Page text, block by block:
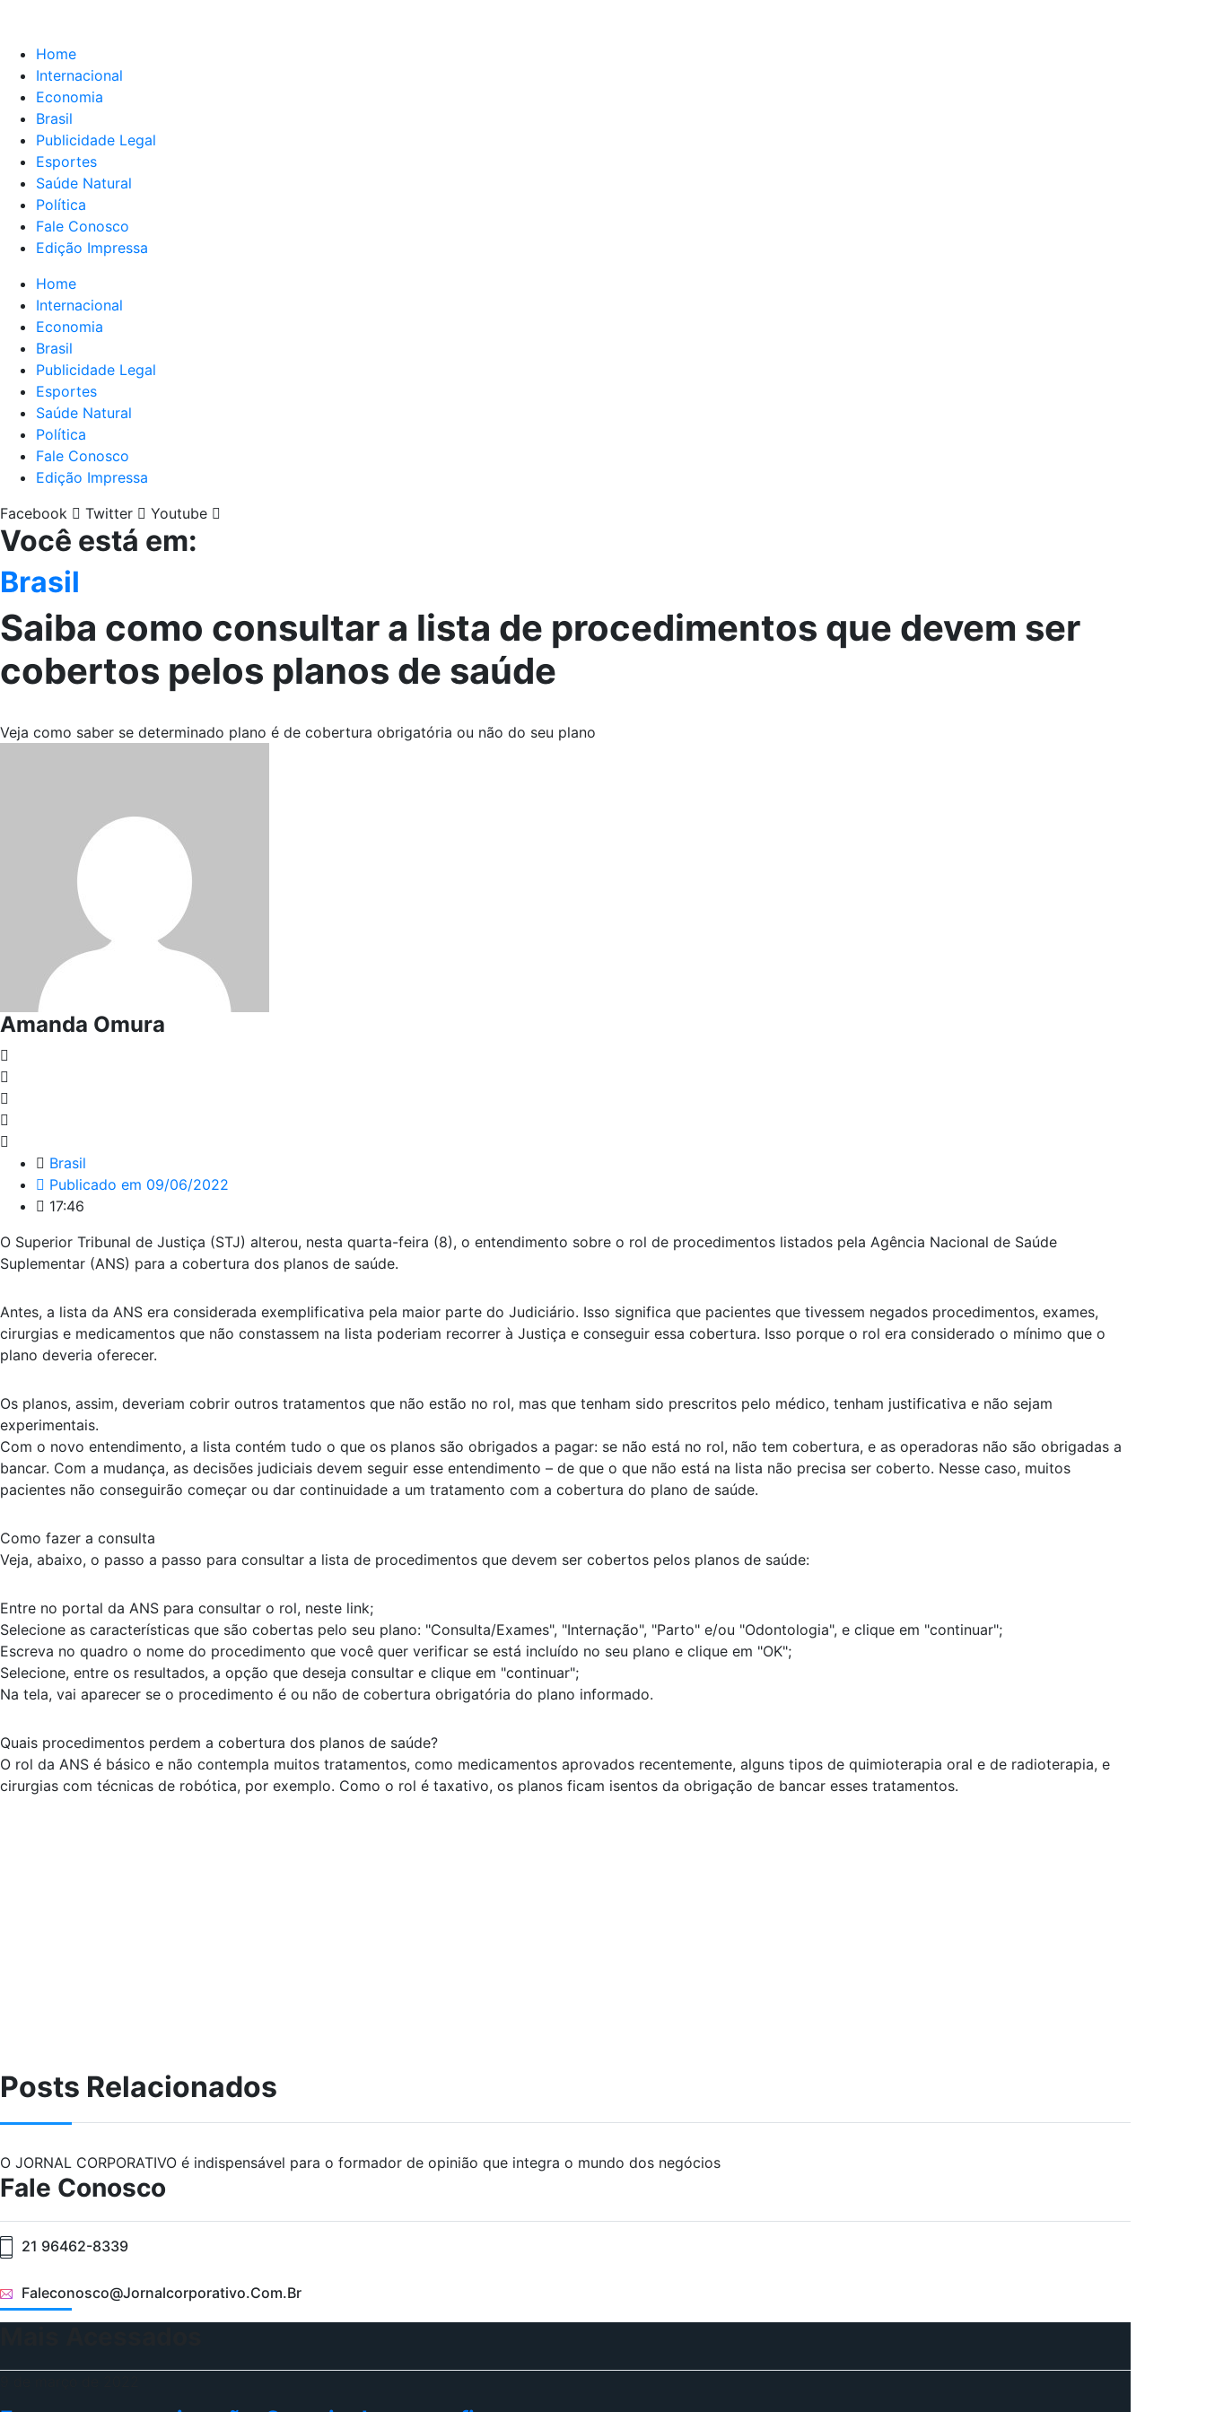
Home
Internacional
Economia
Brasil
Publicidade Legal
Esportes
Saúde Natural
Política
Fale Conosco
Edição Impressa
Home
Internacional
Economia
Brasil
Publicidade Legal
Esportes
Saúde Natural
Política
Fale Conosco
Edição Impressa
Facebook
Twitter Youtube
Você está em:
Brasil
Saiba como consultar a lista de procedimentos que devem ser
cobertos pelos planos de saúde
Veja como saber se determinado plano é de cobertura obrigatória ou não do seu plano
Amanda Omura
Brasil
Publicado em 09/06/2022
17:46
O Superior Tribunal de Justiça (STJ) alterou, nesta quarta-feira (8), o entendimento sobre o rol de procedimentos listados pela Agência Nacional de Saúde
Suplementar (ANS) para a cobertura dos planos de saúde.
Antes, a lista da ANS era considerada exemplificativa pela maior parte do Judiciário. Isso significa que pacientes que tivessem negados procedimentos, exames,
cirurgias e medicamentos que não constassem na lista poderiam recorrer à Justiça e conseguir essa cobertura. Isso porque o rol era considerado o mínimo que o
plano deveria oferecer.
Os planos, assim, deveriam cobrir outros tratamentos que não estão no rol, mas que tenham sido prescritos pelo médico, tenham justificativa e não sejam
experimentais.
Com o novo entendimento, a lista contém tudo o que os planos são obrigados a pagar: se não está no rol, não tem cobertura, e as operadoras não são obrigadas a
bancar. Com a mudança, as decisões judiciais devem seguir esse entendimento – de que o que não está na lista não precisa ser coberto. Nesse caso, muitos
pacientes não conseguirão começar ou dar continuidade a um tratamento com a cobertura do plano de saúde.
Como fazer a consulta
Veja, abaixo, o passo a passo para consultar a lista de procedimentos que devem ser cobertos pelos planos de saúde:
Entre no portal da ANS para consultar o rol, neste link;
Selecione as características que são cobertas pelo seu plano: "Consulta/Exames", "Internação", "Parto" e/ou "Odontologia", e clique em "continuar";
Escreva no quadro o nome do procedimento que você quer verificar se está incluído no seu plano e clique em "OK";
Selecione, entre os resultados, a opção que deseja consultar e clique em "continuar";
Na tela, vai aparecer se o procedimento é ou não de cobertura obrigatória do plano informado.
Quais procedimentos perdem a cobertura dos planos de saúde?
O rol da ANS é básico e não contempla muitos tratamentos, como medicamentos aprovados recentemente, alguns tipos de quimioterapia oral e de radioterapia, e
cirurgias com técnicas de robótica, por exemplo. Como o rol é taxativo, os planos ficam isentos da obrigação de bancar esses tratamentos.
Posts Relacionados
O JORNAL CORPORATIVO é indispensável para o formador de opinião que integra o mundo dos negócios
Fale Conosco
21 96462-8339
Faleconosco@jornalcorporativo.com.br